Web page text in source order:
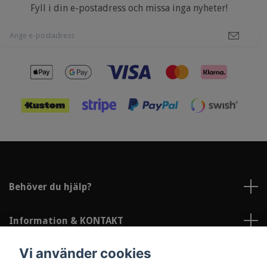
Fyll i din e-postadress och missa inga nyheter!
Behöver du hjälp?
Information & KONTAKT
Sociala medier
Vi använder cookies